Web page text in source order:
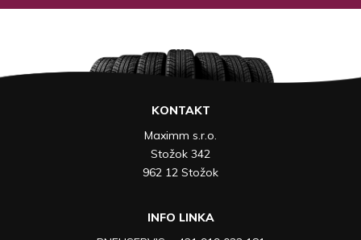
KONTAKT
Maximm s.r.o.
Stožok 342
962 12 Stožok
INFO LINKA